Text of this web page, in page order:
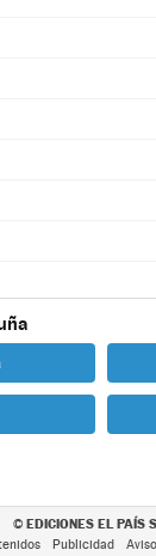
© EDICIONES EL PAÍS
Publicidad